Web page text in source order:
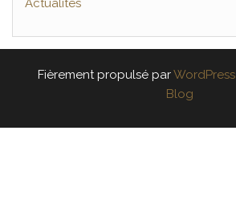
Actualités
Fièrement propulsé parWordPress
Blog